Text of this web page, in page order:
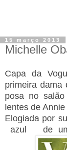
15 março 2013
Michelle
Capa da
primeira dama
posa no
lentes de
Elogiada por
azul de um